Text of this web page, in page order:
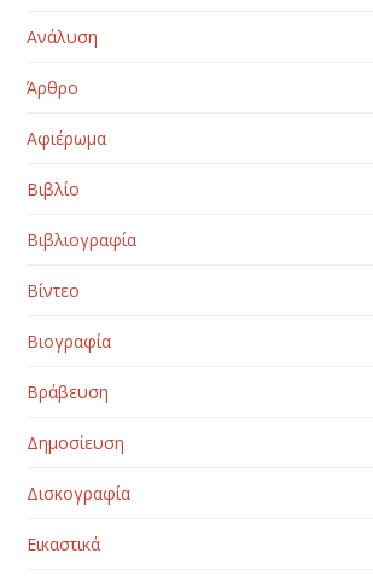
Ανάλυση
Άρθρο
Αφιέρωμα
Βιβλίο
Βιβλιογραφία
Βίντεο
Βιογραφία
Βράβευση
Δημοσίευση
Δισκογραφία
Εικαστικά